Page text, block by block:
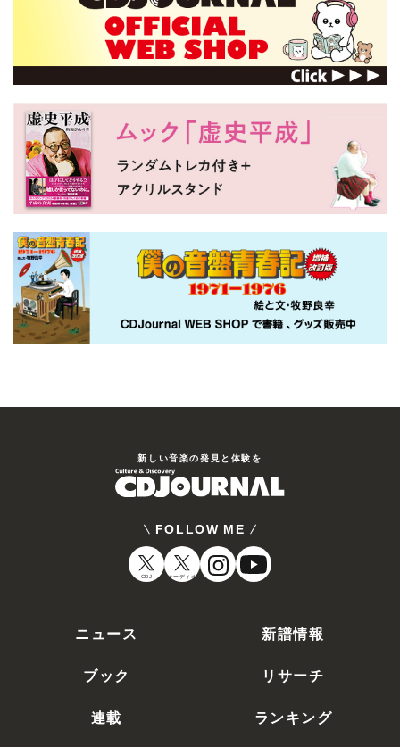
新しい⾳楽の発⾒と体験を
FOLLOW ME
CDJ オーディオ
ニュース
新譜情報
ブック
リサーチ
連載
ランキング